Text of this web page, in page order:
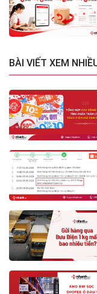
BÀI VIẾT XEM